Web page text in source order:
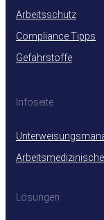
Arbeitsschutz
Compliance Tipps
Gefahrstoffe
Infoseite
Lösungen